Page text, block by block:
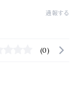
通報する
(0)